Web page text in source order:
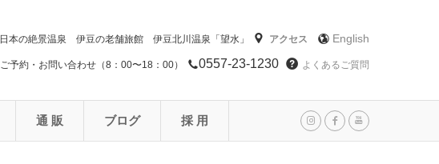
日本の絶景温泉 伊豆の老舗旅館 伊豆北川温泉「望水」 アクセス English
ご予約・お問い合わせ（8：00〜18：00） 0557-23-1230 よくあるご質問
通 販 ブログ 採 用